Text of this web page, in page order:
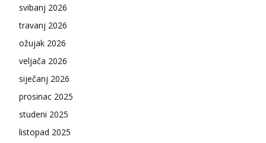
svibanj 2026
travanj 2026
ožujak 2026
veljača 2026
siječanj 2026
prosinac 2025
studeni 2025
listopad 2025